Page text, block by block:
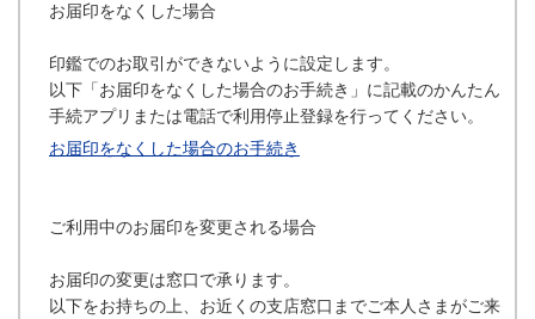
お届印をなくした場合
印鑑でのお取引ができないように設定します。
以下「お届印をなくした場合のお手続き」に記載のかんたん
手続アプリまたは電話で利用停止登録を行ってください。
お届印をなくした場合のお手続き
ご利用中のお届印を変更される場合
お届印の変更は窓口で承ります。
以下をお持ちの上、お近くの支店窓口までご本人さまがご来